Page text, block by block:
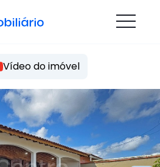
Vídeo do imóvel